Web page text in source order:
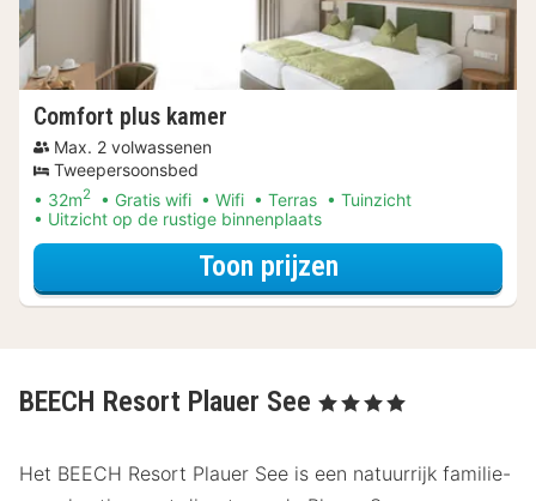
Comfort plus kamer
Max. 2 volwassenen
Tweepersoonsbed
32m2 Gratis wifi Wifi Terras
Tuinzicht
Uitzicht op de rustige binnenplaats
Toon prijzenvoor Verblijf &
BEECH Resort Plauer See , 4 Sterren
Het BEECH Resort Plauer See is een natuurrijk familie-